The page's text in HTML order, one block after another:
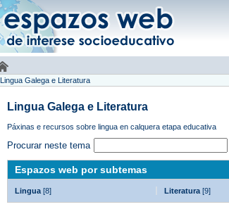
Lingua Galega e Literatura
Lingua Galega e Literatura
Páxinas e recursos sobre lingua en calquera etapa educativa
Procurar neste tema
Espazos web por subtemas
Lingua [8] Literatura [9]